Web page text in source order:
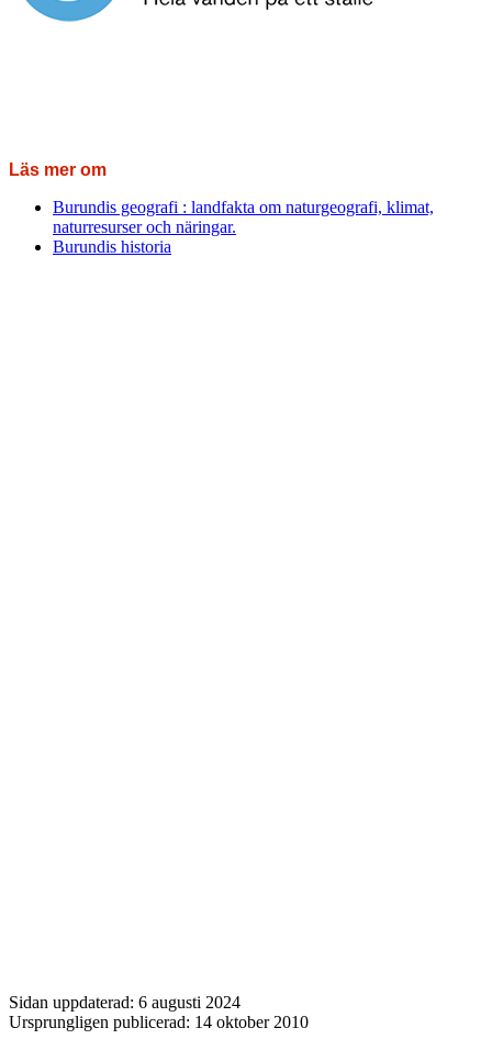
Läs mer om
Burundis geografi : landfakta om naturgeografi, klimat,
naturresurser och näringar.
Burundis historia
Sidan uppdaterad: 6 augusti 2024
Ursprungligen publicerad: 14 oktober 2010